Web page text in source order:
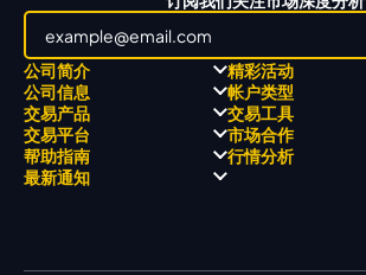
公司简介
关于
关于 KCM Group
三大优势
奖项和成就
精彩活动
职业高尔夫 x 飘移队
全球高尔夫锦标赛
公司信息
经营理念
公开信息与风险披露
公司新闻
视频库
帐户类型
ECN 账户
STP 账户
账户比较
交易产品
Forex
贵金属
能源
交易工具
交易平台
MetaTrader 4
MetaTrader 5
市场合作
帮助指南 行情分析
最新通知